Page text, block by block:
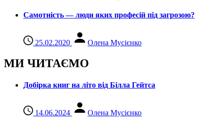
Самотність — люди яких професій під загрозою?
25.02.2020 Олена Мусієнко
МИ ЧИТАЄМО
Добірка книг на літо від Білла Гейтса
14.06.2024 Олена Мусієнко